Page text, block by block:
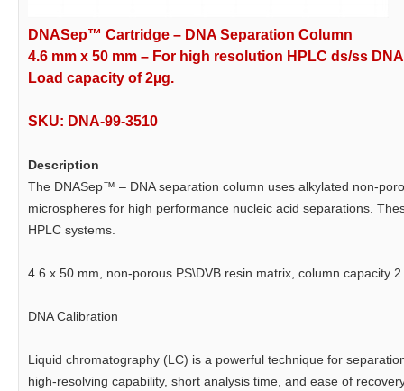
DNASep™ Cartridge – DNA Separation Column
4.6 mm x 50 mm – For high resolution HPLC ds/ss
Load capacity of 2µg.
SKU: DNA-99-3510
Description
The DNASep™ – DNA separation column uses alkylated non-
microspheres for high performance nucleic acid separations.
HPLC systems.
4.6 x 50 mm, non-porous PS\DVB resin matrix, column capacity
DNA Calibration
Liquid chromatography (LC) is a powerful technique for
high-resolving capability, short analysis time, and ease of